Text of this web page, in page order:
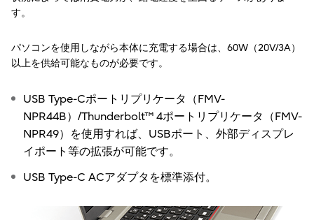
す。
パソコンを使用しながら本体に充電する場合は、60W（20V/3A）
以上を供給可能なものが必要です。
USB Type-Cポートリプリケータ（FMV-
NPR44B）/Thunderbolt™ 4ポートリプリケータ（FMV-
NPR49）を使用すれば、USBポート、外部ディスプレ
イポート等の拡張が可能です。
USB Type-C ACアダプタを標準添付。